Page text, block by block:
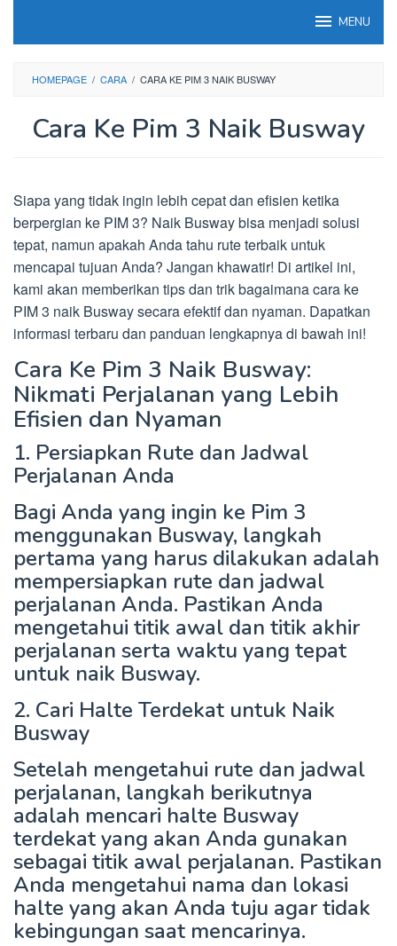
MENU
HOMEPAGE / CARA / CARA KE PIM 3 NAIK BUSWAY
Cara Ke Pim 3 Naik Busway
Siapa yang tidak ingin lebih cepat dan efisien ketika
berpergian ke PIM 3? Naik Busway bisa menjadi solusi
tepat, namun apakah Anda tahu rute terbaik untuk
mencapai tujuan Anda? Jangan khawatir! Di artikel ini,
kami akan memberikan tips dan trik bagaimana cara ke
PIM 3 naik Busway secara efektif dan nyaman. Dapatkan
informasi terbaru dan panduan lengkapnya di bawah ini!
Cara Ke Pim 3 Naik Busway:
Nikmati Perjalanan yang Lebih
Efisien dan Nyaman
1. Persiapkan Rute dan Jadwal
Perjalanan Anda
Bagi Anda yang ingin ke Pim 3
menggunakan Busway, langkah
pertama yang harus dilakukan adalah
mempersiapkan rute dan jadwal
perjalanan Anda. Pastikan Anda
mengetahui titik awal dan titik akhir
perjalanan serta waktu yang tepat
untuk naik Busway.
2. Cari Halte Terdekat untuk Naik
Busway
Setelah mengetahui rute dan jadwal
perjalanan, langkah berikutnya
adalah mencari halte Busway
terdekat yang akan Anda gunakan
sebagai titik awal perjalanan. Pastikan
Anda mengetahui nama dan lokasi
halte yang akan Anda tuju agar tidak
kebingungan saat mencarinya.